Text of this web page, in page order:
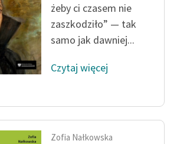
żeby ci czasem nie
zaszkodziło” — tak
samo jak dawniej...
Czytaj więcej
Zofia Nałkowska